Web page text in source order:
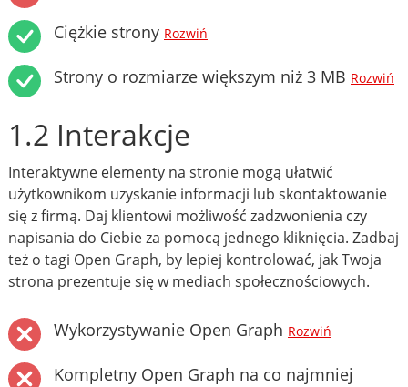
Ciężkie strony Rozwiń
Strony o rozmiarze większym niż 3 MB Rozwiń
1.2 Interakcje
Interaktywne elementy na stronie mogą ułatwić
użytkownikom uzyskanie informacji lub skontaktowanie
się z firmą. Daj klientowi możliwość zadzwonienia czy
napisania do Ciebie za pomocą jednego kliknięcia. Zadbaj
też o tagi Open Graph, by lepiej kontrolować, jak Twoja
strona prezentuje się w mediach społecznościowych.
Wykorzystywanie Open Graph Rozwiń
Kompletny Open Graph na co najmniej